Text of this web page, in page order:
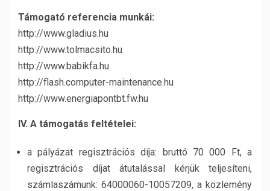
Támogató referencia munkái:
http://www.gladius.hu
http://www.tolmacsito.hu
http://www.babikfa.hu
http://flash.computer-maintenance.hu
http://www.energiapontbt.fw.hu
IV. A támogatás feltételei:
a pályázat regisztrációs díja: bruttó 70 000 Ft, a
regisztrációs díjat átutalással kérjük teljesíteni,
számlaszámunk: 64000060-10057209, a közlemény